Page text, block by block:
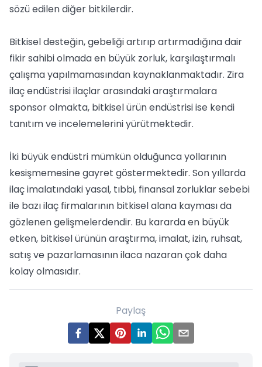
sözü edilen diğer bitkilerdir.
Bitkisel desteğin, gebeliği artırıp artırmadığına dair
fikir sahibi olmada en büyük zorluk, karşılaştırmalı
çalışma yapılmamasından kaynaklanmaktadır. Zira
ilaç endüstrisi ilaçlar arasındaki araştırmalara
sponsor olmakta, bitkisel ürün endüstrisi ise kendi
tanıtım ve incelemelerini yürütmektedir.
İki büyük endüstri mümkün olduğunca yollarının
kesişmemesine gayret göstermektedir. Son yıllarda
ilaç imalatındaki yasal, tıbbi, finansal zorluklar sebebi
ile bazı ilaç firmalarının bitkisel alana kayması da
gözlenen gelişmelerdendir. Bu kararda en büyük
etken, bitkisel ürünün araştırma, imalat, izin, ruhsat,
satış ve pazarlamasının ilaca nazaran çok daha
kolay olmasıdır.
Paylaş